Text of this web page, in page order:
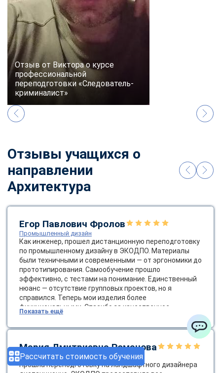
Рассчитать стоимость обучения
Отзыв от Виктора о курсе
профессиональной
переподготовки «Следователь-
криминалист»
Отзывы учащихся о
направлении
Архитектура
Егор Павлович Фролов
Промышленный дизайн
Как инженер, прошел дистанционную переподготовку
по промышленному дизайну в ЭКОДПО. Материалы
были техничными и современными — от эргономики до
прототипирования. Самообучение прошло
эффективно, с тестами на понимание. Единственный
нюанс — отсутствие групповых проектов, но я
справился. Теперь мои изделия более
функциональными. Спасибо за качественное
образование! Было бы круто ввести групповые
онлайн-проекты.
Показать ещё
Мария Дмитриевна Романова
Ландшафтный дизайнер
Прошла переподготовку на ландшафтного дизайнера
Telegram WhatsApp
Vkontakte
Max